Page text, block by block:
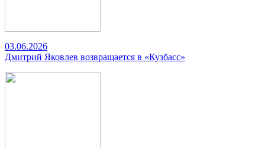
03.06.2026
Дмитрий Яковлев возвращается в «Кузбасс»